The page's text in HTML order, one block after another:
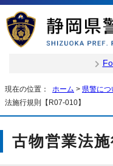
現在の位置： ホーム > 県警につ
法施行規則【R07-010】
古物営業法